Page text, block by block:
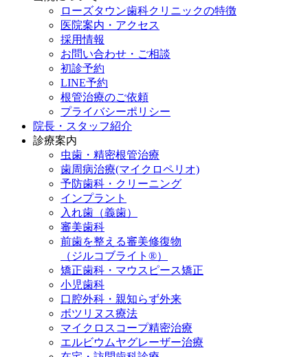
ローズタウン歯科クリニックの特徴
医院案内・アクセス
採用情報
お問い合わせ・ご相談
初診予約
LINE予約
根管治療のご依頼
プライバシーポリシー
院長・スタッフ紹介
診療案内
虫歯・精密根管治療
歯周病治療(マイクロペリオ)
予防歯科・クリーニング
インプラント
入れ歯（義歯）
審美歯科
前歯を整える審美修復物
（ジルコブライト®）
矯正歯科・マウスピース矯正
小児歯科
口腔外科・親知らず外来
ボツリヌス療法
マイクロスコープ精密治療
エルビウムヤグレーザー治療